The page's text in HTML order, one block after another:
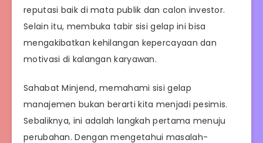
reputasi baik di mata publik dan calon investor.
Selain itu, membuka tabir sisi gelap ini bisa
mengakibatkan kehilangan kepercayaan dan
motivasi di kalangan karyawan.
Sahabat Minjend, memahami sisi gelap
manajemen bukan berarti kita menjadi pesimis.
Sebaliknya, ini adalah langkah pertama menuju
perubahan. Dengan mengetahui masalah-